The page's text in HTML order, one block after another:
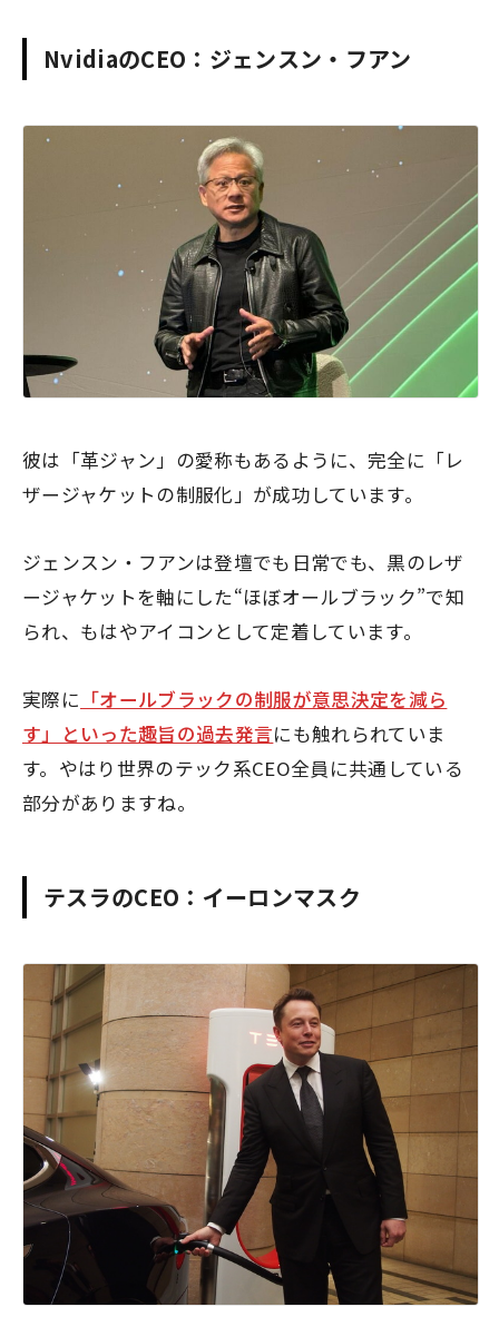
NvidiaのCEO：ジェンスン・フアン
彼は「革ジャン」の愛称もあるように、完全に「レ
ザージャケットの制服化」が成功しています。
ジェンスン・フアンは登壇でも日常でも、黒のレザ
ージャケットを軸にした“ほぼオールブラック”で知
られ、もはやアイコンとして定着しています。
実際に 「オールブラックの制服が意思決定を減ら
す」といった趣旨の過去発言にも触れられていま
す。やはり世界のテック系CEO全員に共通している
部分がありますね。
テスラのCEO：イーロンマスク